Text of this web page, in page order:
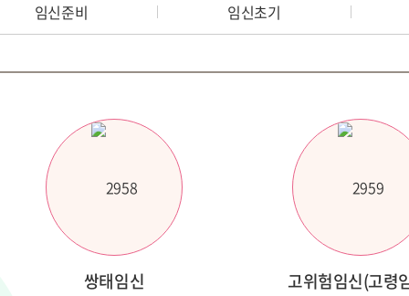
임신준비 임신초기
쌍태임신 고위험임신(고령